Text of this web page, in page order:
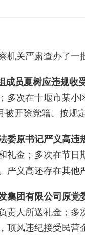
机关严肃查办了
成员夏树应违规收
多次在十堰市某
被开除党籍、按规
委原书记严义高
礼金；多次在节
严义高还存在其
集团有限公司原
责人所送礼金；
顶风违纪接受民